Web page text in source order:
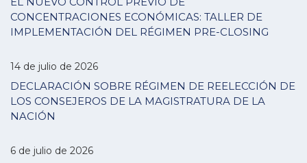
CONCENTRACIONES ECONÓMICAS: TALLER DE
IMPLEMENTACIÓN DEL RÉGIMEN PRE-CLOSING
14 de julio de 2026
DECLARACIÓN SOBRE RÉGIMEN DE REELECCIÓN DE
LOS CONSEJEROS DE LA MAGISTRATURA DE LA
NACIÓN
6 de julio de 2026